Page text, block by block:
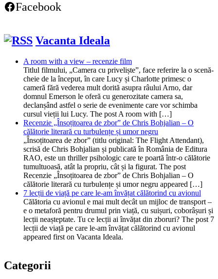
Facebook
Vacanta Ideala
A room with a view – recenzie film
Titlul filmului, „Camera cu priveliște”, face referire la o scenă-
cheie de la început, în care Lucy și Charlotte primesc o
cameră fără vederea mult dorită asupra râului Arno, dar
domnul Emerson le oferă cu generozitate camera sa,
declanșând astfel o serie de evenimente care vor schimba
cursul vieții lui Lucy. The post A room with […]
Recenzie „Însoțitoarea de zbor” de Chris Bohjalian – O
călătorie literară cu turbulențe și umor negru
„Însoțitoarea de zbor” (titlu original: The Flight Attendant),
scrisă de Chris Bohjalian și publicată în România de Editura
RAO, este un thriller psihologic care te poartă într-o călătorie
tumultuoasă, atât la propriu, cât și la figurat. The post
Recenzie „Însoțitoarea de zbor” de Chris Bohjalian – O
călătorie literară cu turbulențe și umor negru appeared […]
7 lecții de viață pe care le-am învățat călătorind cu avionul
Călătoria cu avionul e mai mult decât un mijloc de transport –
e o metaforă pentru drumul prin viață, cu suișuri, coborâșuri și
lecții neașteptate. Tu ce lecții ai învățat din zboruri? The post 7
lecții de viață pe care le-am învățat călătorind cu avionul
appeared first on Vacanta Ideala.
Categorii